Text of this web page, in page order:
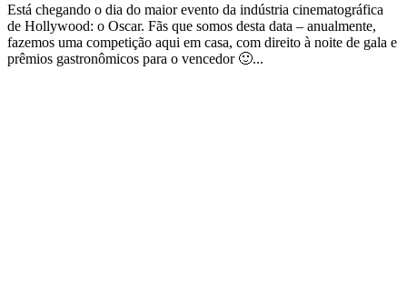
Está chegando o dia do maior evento da indústria cinematográfica
de Hollywood: o Oscar. Fãs que somos desta data – anualmente,
fazemos uma competição aqui em casa, com direito à noite de gala e
prêmios gastronômicos para o vencedor 🙂...